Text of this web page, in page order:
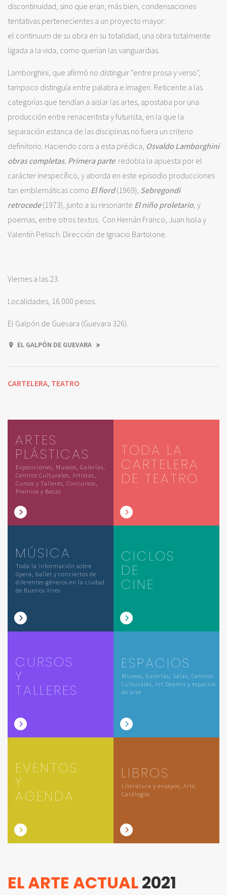
discontinuidad, sino que eran, más bien, condensaciones
tentativas pertenecientes a un proyecto mayor:
el continuum de su obra en su totalidad, una obra totalmente
ligada a la vida, como querían las vanguardias.
Lamborghini, que afirmó no distinguir “entre prosa y verso”,
tampoco distinguía entre palabra e imagen. Reticente a las
categorías que tendían a aislar las artes, apostaba por una
producción entre renacentista y futurista, en la que la
separación estanca de las disciplinas no fuera un criterio
definitorio. Haciendo coro a esta prédica, Osvaldo Lamborghini
obras completas. Primera parte. redobla la apuesta por el
carácter inespecífico, y aborda en este episodio producciones
tan emblemáticas como El fiord(1969), Sebregondi
retrocede(1973), junto a su resonante El niño proletario , y
poemas, entre otros textos. Con Hernán Franco, Juan Isola y
Valentín Pelisch. Dirección de Ignacio Bartolone.
Viernes a las 23.
Localidades, 16.000 pesos.
El Galpón de Guevara (Guevara 326).
EL GALPÓN DE GUEVARA
CARTELERA, TEATRO
ARTES
PLÁSTICAS
Exposiciones, Museos, Galerías,
Centros Culturales, Artistas,
Cursos y Talleres, Concursos,
Premios y Becas
TODA LA
CARTELERA
DE TEATRO
MÚSICA
Toda la información sobre
ópera, ballet y conciertos de
diferentes géneros en la ciudad
de Buenos Aires
CICLOS
DE
CINE
CURSOS
Y
TALLERES
ESPACIOS
Museos, Galerías, Salas, Centros
Culturales, Art Dealers y espacios
de arte
EVENTOS
Y
AGENDA
LIBROS
Literatura y ensayos, Arte,
Catálogos
EL ARTE ACTUAL2021